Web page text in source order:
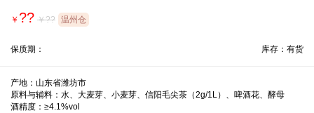
￥ ?? ￥?? 温州仓
保质期： 库存：有货
产地：山东省潍坊市
原料与辅料：水、大麦芽、小麦芽、信阳毛尖茶（2g/1L）、啤酒花、酵母
酒精度：≥4.1%vol